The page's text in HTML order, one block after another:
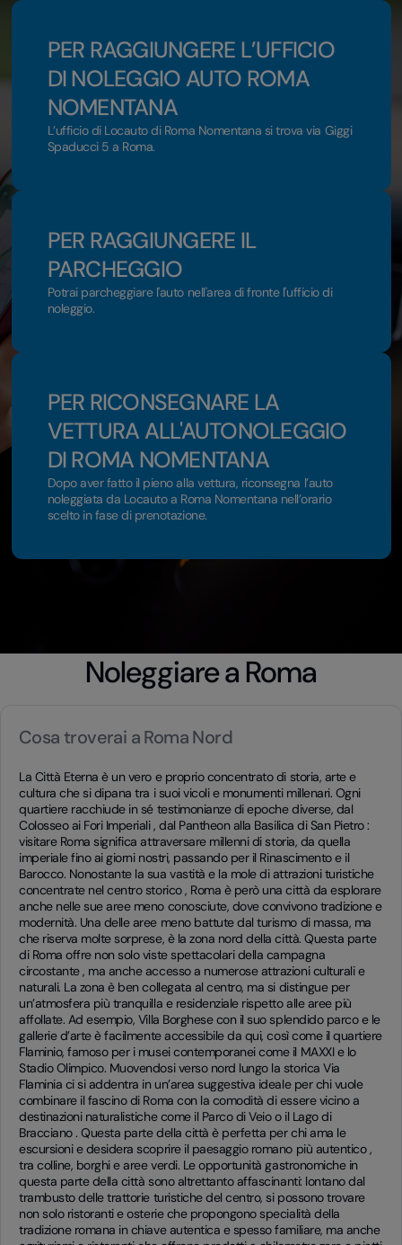
PER RAGGIUNGERE L’UFFICIO
DI NOLEGGIO AUTO ROMA
NOMENTANA
L’ufficio di Locauto di Roma Nomentana si trova via Giggi
Spaducci 5 a Roma.
PER RAGGIUNGERE IL
PARCHEGGIO
Potrai parcheggiare l'auto nell'area di fronte l'ufficio di
noleggio.
PER RICONSEGNARE LA
VETTURA ALL'AUTONOLEGGIO
DI ROMA NOMENTANA
Dopo aver fatto il pieno alla vettura, riconsegna l’auto
noleggiata da Locauto a Roma Nomentana nell’orario
scelto in fase di prenotazione.
Noleggiare a Roma
Cosa troverai a Roma Nord
La Città Eterna è un vero e proprio concentrato di storia, arte e
cultura che si dipana tra i suoi vicoli e monumenti millenari. Ogni
quartiere racchiude in sé testimonianze di epoche diverse, dal
Colosseo ai Fori Imperiali , dal Pantheon alla Basilica di San Pietro :
visitare Roma significa attraversare millenni di storia, da quella
imperiale fino ai giorni nostri, passando per il Rinascimento e il
Barocco. Nonostante la sua vastità e la mole di attrazioni turistiche
concentrate nel centro storico , Roma è però una città da esplorare
anche nelle sue aree meno conosciute, dove convivono tradizione e
modernità. Una delle aree meno battute dal turismo di massa, ma
che riserva molte sorprese, è la zona nord della città. Questa parte
di Roma offre non solo viste spettacolari della campagna
circostante , ma anche accesso a numerose attrazioni culturali e
naturali. La zona è ben collegata al centro, ma si distingue per
un’atmosfera più tranquilla e residenziale rispetto alle aree più
affollate. Ad esempio, Villa Borghese con il suo splendido parco e le
gallerie d’arte è facilmente accessibile da qui, così come il quartiere
Flaminio, famoso per i musei contemporanei come il MAXXI e lo
Stadio Olimpico. Muovendosi verso nord lungo la storica Via
Flaminia ci si addentra in un’area suggestiva ideale per chi vuole
combinare il fascino di Roma con la comodità di essere vicino a
destinazioni naturalistiche come il Parco di Veio o il Lago di
Bracciano . Questa parte della città è perfetta per chi ama le
escursioni e desidera scoprire il paesaggio romano più autentico ,
tra colline, borghi e aree verdi. Le opportunità gastronomiche in
questa parte della città sono altrettanto affascinanti: lontano dal
trambusto delle trattorie turistiche del centro, si possono trovare
non solo ristoranti e osterie che propongono specialità della
tradizione romana in chiave autentica e spesso familiare, ma anche